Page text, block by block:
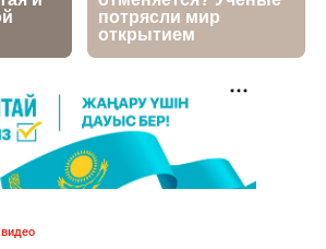
6
продолжают расти цены на
конину
5 17
видео